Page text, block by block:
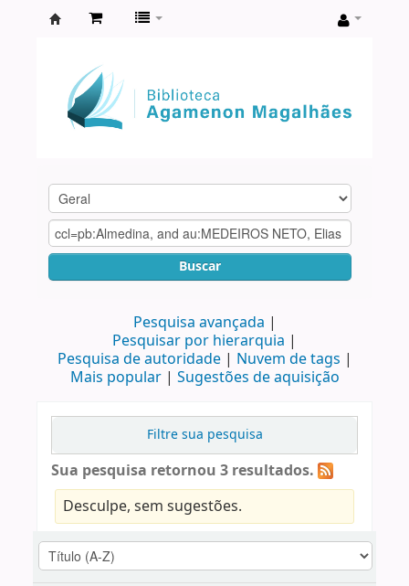
Agamenon
Magalhães
Buscar
Pesquisa avançada
Pesquisar por hierarquia
Pesquisa de autoridade
Nuvem de tags
Mais popular
Sugestões de aquisição
Filtre sua pesquisa
Sua pesquisa retornou 3 resultados.
Desculpe, sem sugestões.